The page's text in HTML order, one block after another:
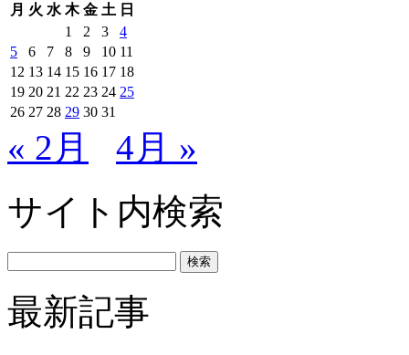
月 火 水 木 金 土 日
1
2 3
4
5
6 7 8 9 10 11
12 13 14 15 16 17 18
19 20 21 22 23 24 25
26 27 28 29 30 31
« 2月
4月 »
サイト内検索
最新記事